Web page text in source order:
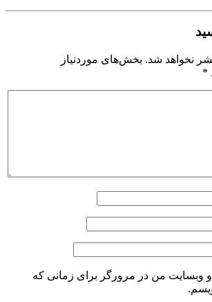
نخواهد شد. بخش‌های موردنیاز
*
و وبسایت من در مرورگر برای زمانی که